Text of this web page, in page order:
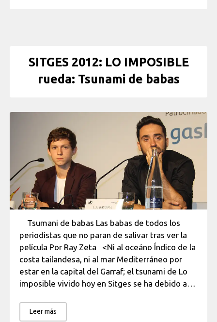
SITGES 2012: LO IMPOSIBLE
rueda: Tsunami de babas
Tsumani de babas Las babas de todos los
periodistas que no paran de salivar tras ver la
película Por Ray Zeta <Ni al oceáno Índico de la
costa tailandesa, ni al mar Mediterráneo por
estar en la capital del Garraf; el tsunami de Lo
imposible vivido hoy en Sitges se ha debido a…
Leer más